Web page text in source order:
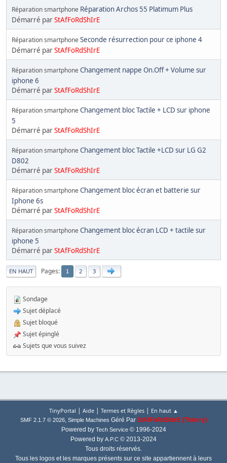
Réparation smartphone Réparation Archos 55 Platimum Plus
Démarré parStAfFoRdShIrE
Réparation smartphone Seconde résurrection pour ce iphone 4
Démarré parStAfFoRdShIrE
Réparation smartphone Changement nappe On.Off + Volume sur
iphone 6
Démarré parStAfFoRdShIrE
Réparation smartphone Changement bloc Tactile + LCD sur iphone
5
Démarré parStAfFoRdShIrE
Réparation smartphone Changement bloc Tactile +LCD sur LG G2
D802
Démarré parStAfFoRdShIrE
Réparation smartphone Changement bloc écran et batterie sur
Iphone 6s
Démarré parStAfFoRdShIrE
Réparation smartphone Changement bloc écran LCD + tactile sur
iphone 5
Démarré parStAfFoRdShIrE
EN HAUT Pages 1 2 3
Sondage
Sujet déplacé
Sujet bloqué
Sujet épinglé
Sujets que vous suivez
TinyPortal | Aide| Termes et Règles| En haut ▲
SMF 2.1.7 © 2026, Simple Machines Géré Par StAfFoRdShIrE (Thierry)
Powered by Tech Service© 1996-2024
Powered by A.P.C © 2013-2024
Tous droits réservés.
Tous les logos et les marques présents sur ce site appartiennent à leurs